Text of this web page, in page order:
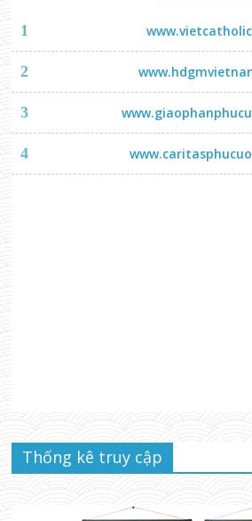
1
2
3
4
Thống kê truy cập